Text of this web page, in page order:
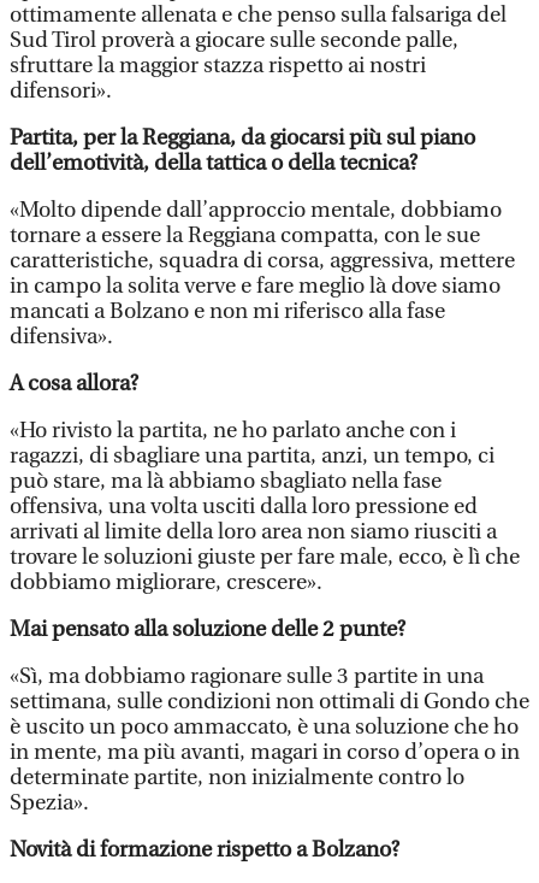
ottimamente allenata e che penso sulla falsariga del
Sud Tirol proverà a giocare sulle seconde palle,
sfruttare la maggior stazza rispetto ai nostri
difensori».
Partita, per la Reggiana, da giocarsi più sul piano
dell’emotività, della tattica o della tecnica?
«Molto dipende dall’approccio mentale, dobbiamo
tornare a essere la Reggiana compatta, con le sue
caratteristiche, squadra di corsa, aggressiva, mettere
in campo la solita verve e fare meglio là dove siamo
mancati a Bolzano e non mi riferisco alla fase
difensiva».
A cosa allora?
«Ho rivisto la partita, ne ho parlato anche con i
ragazzi, di sbagliare una partita, anzi, un tempo, ci
può stare, ma là abbiamo sbagliato nella fase
offensiva, una volta usciti dalla loro pressione ed
arrivati al limite della loro area non siamo riusciti a
trovare le soluzioni giuste per fare male, ecco, è lì che
dobbiamo migliorare, crescere».
Mai pensato alla soluzione delle 2 punte?
«Sì, ma dobbiamo ragionare sulle 3 partite in una
settimana, sulle condizioni non ottimali di Gondo che
è uscito un poco ammaccato, è una soluzione che ho
in mente, ma più avanti, magari in corso d’opera o in
determinate partite, non inizialmente contro lo
Spezia».
Novità di formazione rispetto a Bolzano?